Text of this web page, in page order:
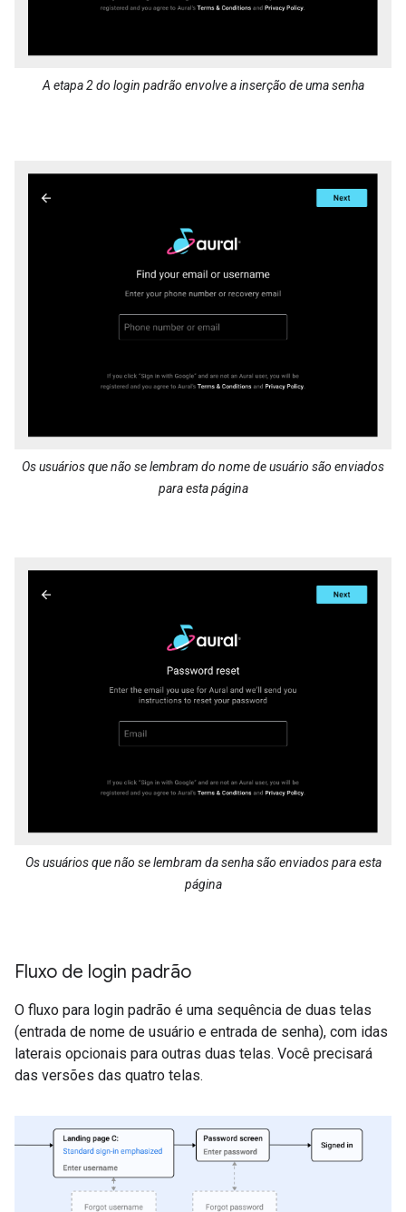
A etapa 2 do login padrão envolve a inserção de uma senha
Os usuários que não se lembram do nome de usuário são enviados
para esta página
Os usuários que não se lembram da senha são enviados para esta
página
Fluxo de login padrão
O fluxo para login padrão é uma sequência de duas telas
(entrada de nome de usuário e entrada de senha), com idas
laterais opcionais para outras duas telas. Você precisará
das versões das quatro telas.